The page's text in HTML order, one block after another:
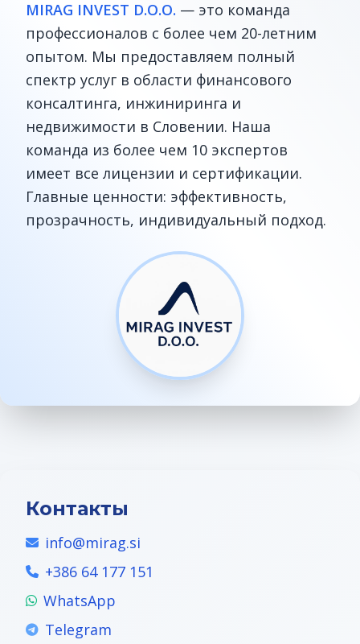
MIRAG INVEST D.O.O. — это команда
профессионалов с более чем 20-летним
опытом. Мы предоставляем полный
спектр услуг в области финансового
консалтинга, инжиниринга и
недвижимости в Словении. Наша
команда из более чем 10 экспертов
имеет все лицензии и сертификации.
Главные ценности: эффективность,
прозрачность, индивидуальный подход.
Контакты
info@mirag.si
+386 64 177 151
WhatsApp
Telegram